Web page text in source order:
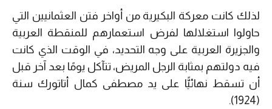
لذلك كانت معركة البكيرية من أواخر فتن العثمانيين التي
حاولوا استغلالها لفرض استعمارهم للمنقطة العربية
والجزيرة العربية على وجه التحديد، في الوقت الذي كانت
فيه دولتهم بمثابة الرجل المريض، تتآكل يومًا بعد آخر قبل
أن تسقط نهائيًّا على يد مصطفى كمال أتاتورك سنة
(1924).